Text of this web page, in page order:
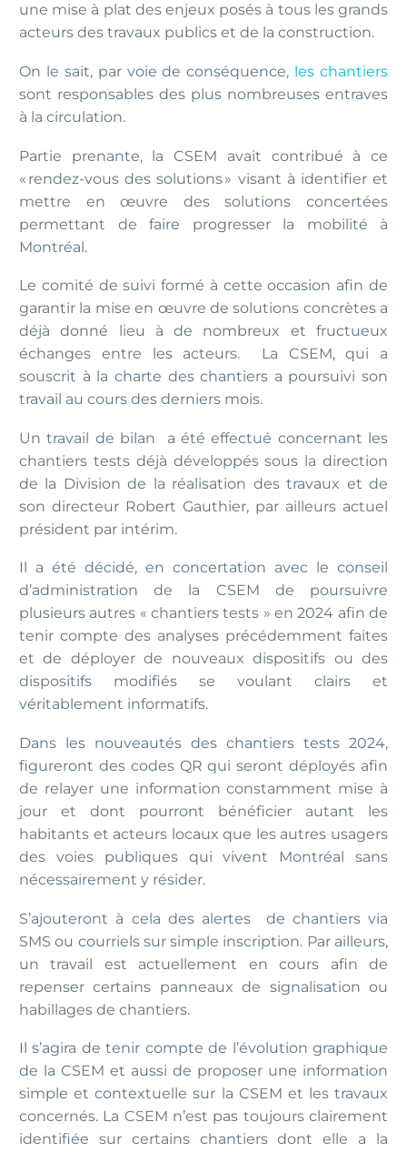
une mise à plat des enjeux posés à tous les grands
acteurs des travaux publics et de la construction.
On le sait, par voie de conséquence, les chantiers
sont responsables des plus nombreuses entraves
à la circulation.
Partie prenante, la CSEM avait contribué à ce
« rendez-vous des solutions » visant à identifier et
mettre en œuvre des solutions concertées
permettant de faire progresser la mobilité à
Montréal.
Le comité de suivi formé à cette occasion afin de
garantir la mise en œuvre de solutions concrètes a
déjà donné lieu à de nombreux et fructueux
échanges entre les acteurs. La CSEM, qui a
souscrit à la charte des chantiers a poursuivi son
travail au cours des derniers mois.
Un travail de bilan a été effectué concernant les
chantiers tests déjà développés sous la direction
de la Division de la réalisation des travaux et de
son directeur Robert Gauthier, par ailleurs actuel
président par intérim.
Il a été décidé, en concertation avec le conseil
d’administration de la CSEM de poursuivre
plusieurs autres « chantiers tests » en 2024 afin de
tenir compte des analyses précédemment faites
et de déployer de nouveaux dispositifs ou des
dispositifs modifiés se voulant clairs et
véritablement informatifs.
Dans les nouveautés des chantiers tests 2024,
figureront des codes QR qui seront déployés afin
de relayer une information constamment mise à
jour et dont pourront bénéficier autant les
habitants et acteurs locaux que les autres usagers
des voies publiques qui vivent Montréal sans
nécessairement y résider.
S’ajouteront à cela des alertes de chantiers via
SMS ou courriels sur simple inscription. Par ailleurs,
un travail est actuellement en cours afin de
repenser certains panneaux de signalisation ou
habillages de chantiers.
Il s’agira de tenir compte de l’évolution graphique
de la CSEM et aussi de proposer une information
simple et contextuelle sur la CSEM et les travaux
concernés. La CSEM n’est pas toujours clairement
identifiée sur certains chantiers dont elle a la